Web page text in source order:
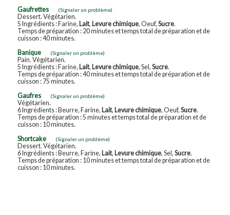
Gaufrettes (Signaler un problème)
Dessert. Végétarien.
5 Ingrédients : Farine, Lait, Levure chimique, Oeuf, Sucre.
Temps de préparation : 20 minutes et temps total de préparation et de
cuisson : 40 minutes.
Banique
(Signaler un problème)
Pain. Végétarien.
5 Ingrédients : Farine, Lait, Levure chimique, Sel, Sucre.
Temps de préparation : 40 minutes et temps total de préparation et de
cuisson : 75 minutes.
Gaufres
(Signaler un problème)
Végétarien.
6 Ingrédients : Beurre, Farine, Lait, Levure chimique, Oeuf, Sucre.
Temps de préparation : 5 minutes et temps total de préparation et de
cuisson : 10 minutes.
Shortcake
(Signaler un problème)
Dessert. Végétarien.
6 Ingrédients : Beurre, Farine, Lait, Levure chimique, Sel, Sucre.
Temps de préparation : 10 minutes et temps total de préparation et de
cuisson : 10 minutes.